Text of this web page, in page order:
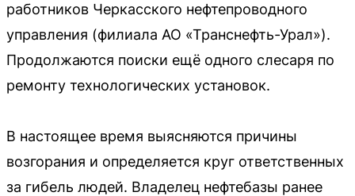
работников Черкасского нефтепроводного
управления (филиала АО «Транснефть-Урал»).
Продолжаются поиски ещё одного слесаря по
ремонту технологических установок.
В настоящее время выясняются причины
возгорания и определяется круг ответственных
за гибель людей. Владелец нефтебазы ранее